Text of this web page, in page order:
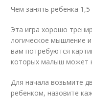
Чем занять ребенка
Эта игра хорошо
логическое мышление
вам потребуются
которых малыш может
Для начала возьмите
ребенком, назовите